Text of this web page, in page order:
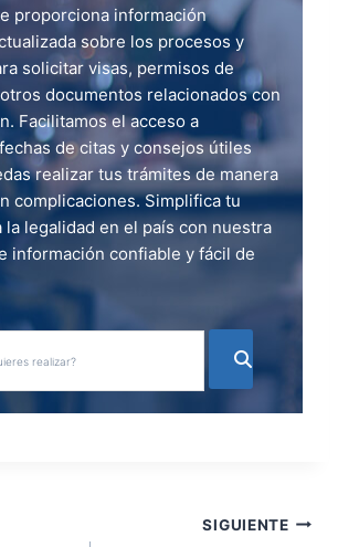
proporciona información
sobre los procesos y
solicitar visas, permisos de
documentos relacionados con
Facilitamos el acceso a
de citas y consejos útiles
realizar tus trámites de manera
complicaciones. Simplifica tu
la legalidad en el país con nuestra
información confiable y fácil de
SIGUIENTE